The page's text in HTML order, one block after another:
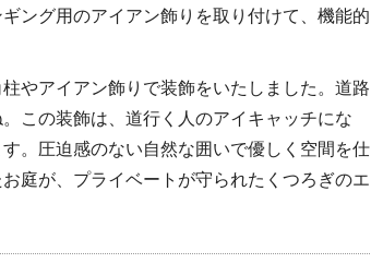
ング用のアイアン飾りを取り付けて、機能的
やアイアン飾りで装飾をいたしました。道路
この装飾は、道行く人のアイキャッチにな
。圧迫感のない自然な囲いで優しく空間を仕
庭が、プライベートが守られたくつろぎのエ